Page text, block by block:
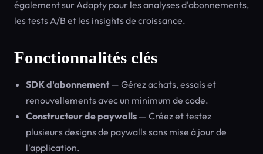
également sur Adapty pour les analyses d'abonnements,
les tests A/B et les insights de croissance.
Fonctionnalités clés
SDK d'abonnement— Gérez achats, essais et
renouvellements avec un minimum de code.
Constructeur de paywalls — Créez et testez
plusieurs designs de paywalls sans mise à jour de
l'application.